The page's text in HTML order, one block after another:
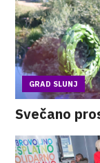
GRAD SLUNJ
Svečano